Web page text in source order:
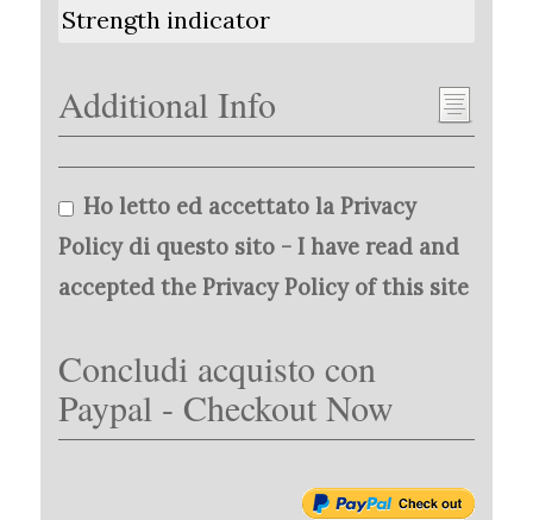
Strength indicator
Additional Info
Ho letto ed accettato la Privacy
Policy di questo sito - I have read and
accepted the Privacy Policy of this site
Concludi acquisto con
Paypal - Checkout Now